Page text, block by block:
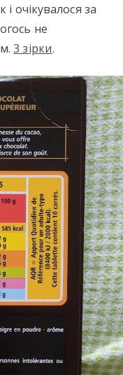
очікувалося за
не
3 зірки.